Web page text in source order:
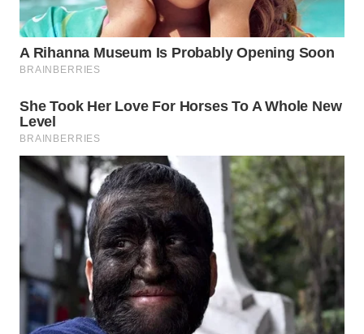
UTARA
WN
SAMOSIR
WN
PADANG
LAWAS
WN
SUMEDANG
WN
CIANJUR
WN
KEPULAUAN